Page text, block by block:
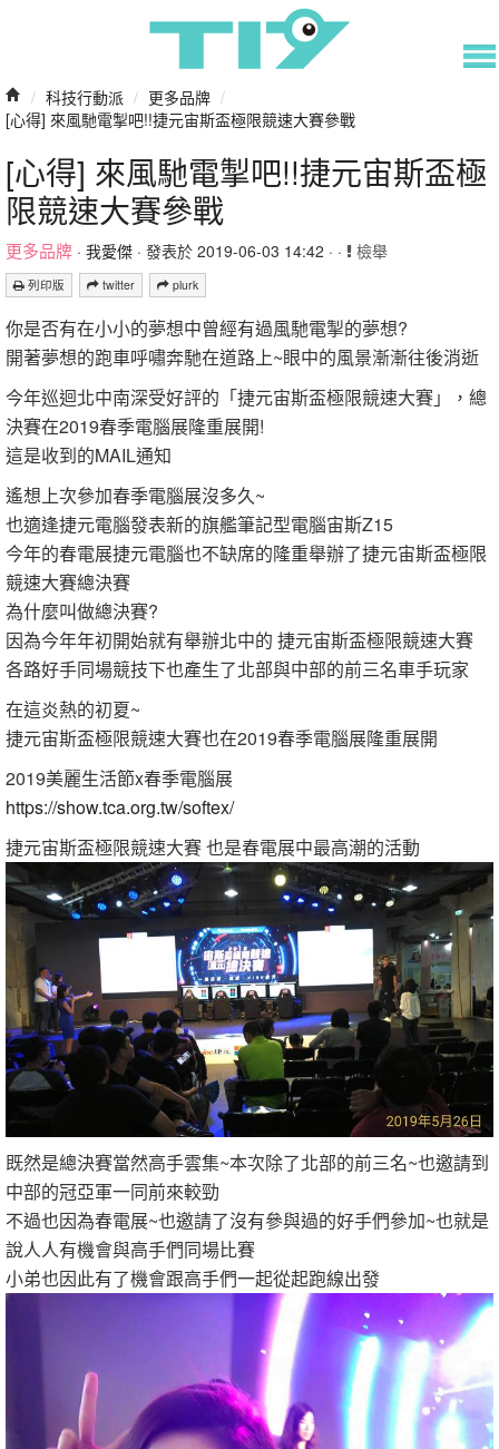
/ 科技行動派 / 更多品牌 /
[心得] 來風馳電掣吧!!捷元宙斯盃極限競速大賽參戰
[心得] 來風馳電掣吧!!捷元宙斯盃極
限競速大賽參戰
更多品牌 · 我愛傑 · 發表於 2019-06-03 14:42 · · 檢舉
列印版 twitter plurk
你是否有在小小的夢想中曾經有過風馳電掣的夢想?
開著夢想的跑車呼嘯奔馳在道路上~眼中的風景漸漸往後消逝
今年巡迴北中南深受好評的「捷元宙斯盃極限競速大賽」，總
決賽在2019春季電腦展隆重展開!
這是收到的MAIL通知
遙想上次參加春季電腦展沒多久~
也適逢捷元電腦發表新的旗艦筆記型電腦宙斯Z15
今年的春電展捷元電腦也不缺席的隆重舉辦了捷元宙斯盃極限
競速大賽總決賽
為什麼叫做總決賽?
因為今年年初開始就有舉辦北中的 捷元宙斯盃極限競速大賽
各路好手同場競技下也產生了北部與中部的前三名車手玩家
在這炎熱的初夏~
捷元宙斯盃極限競速大賽也在2019春季電腦展隆重展開
2019美麗生活節x春季電腦展
https://show.tca.org.tw/softex/
捷元宙斯盃極限競速大賽 也是春電展中最高潮的活動
既然是總決賽當然高手雲集~本次除了北部的前三名~也邀請到
中部的冠亞軍一同前來較勁
不過也因為春電展~也邀請了沒有參與過的好手們參加~也就是
說人人有機會與高手們同場比賽
小弟也因此有了機會跟高手們一起從起跑線出發